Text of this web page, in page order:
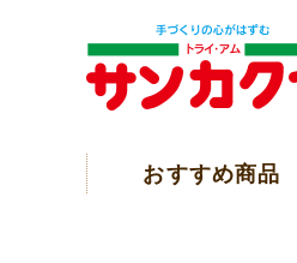
おすすめ商品